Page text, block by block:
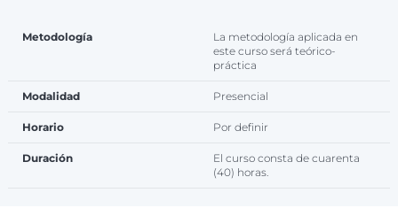
Metodología
La metodología aplicada en
este curso será teórico-
práctica
Modalidad Presencial
Horario Por definir
Duración
El curso consta de cuarenta
(40) horas.